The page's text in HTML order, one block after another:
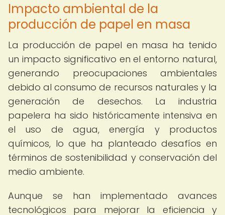
Impacto ambiental de la
producción de papel en masa
La producción de papel en masa ha tenido
un impacto significativo en el entorno natural,
generando preocupaciones ambientales
debido al consumo de recursos naturales y la
generación de desechos. La industria
papelera ha sido históricamente intensiva en
el uso de agua, energía y productos
químicos, lo que ha planteado desafíos en
términos de sostenibilidad y conservación del
medio ambiente.
Aunque se han implementado avances
tecnológicos para mejorar la eficiencia y